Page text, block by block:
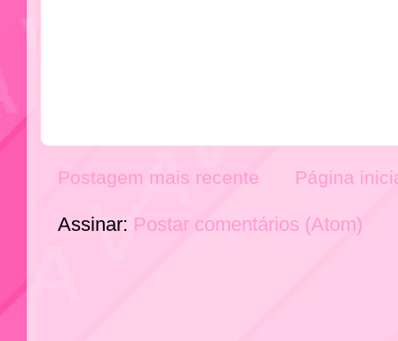
Postagem mais recente Página
Assinar: Postar comentários (Atom)